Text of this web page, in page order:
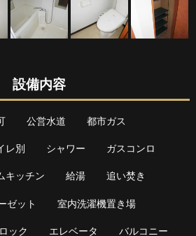
設備内容
公営水道 都市ガス
レ別 シャワー ガスコンロ
キッチン 給湯 追い焚き
ゼット 室内洗濯機置き場
ック エレベータ バルコニー